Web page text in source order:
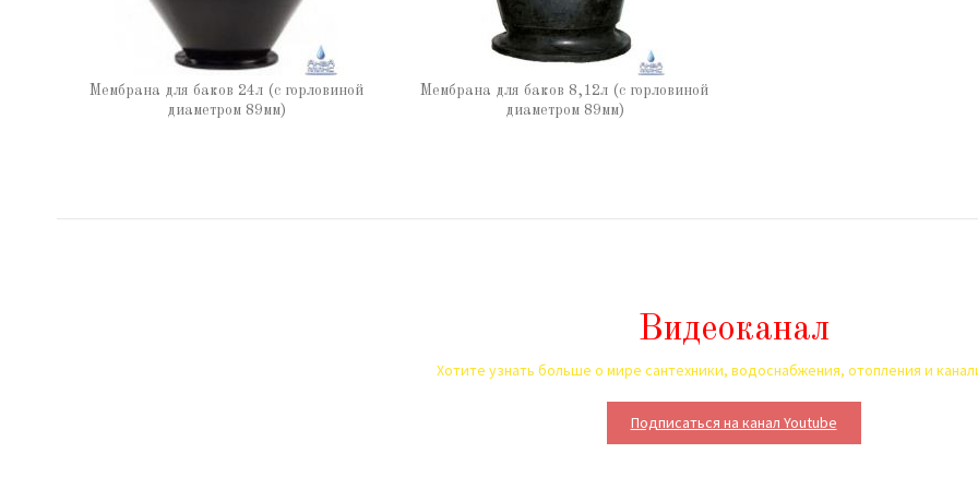
Мембрана для баков 24л (с горловиной
диаметром 89мм)
Мембрана для баков 8,12л (с горловиной
диаметром 89мм)
Видеоканал
Хотите узнать больше о мире сантехники, водоснабжения, отопления и
Подписаться на канал Youtube